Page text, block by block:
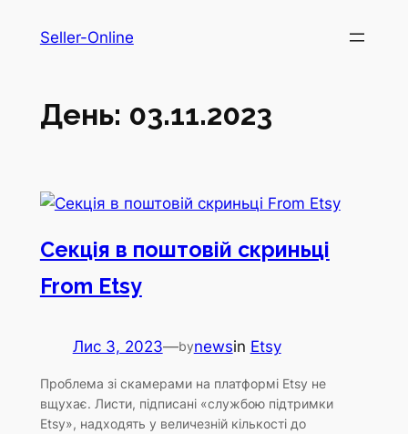
Seller-Online
День: 03.11.2023
Секція в поштовій скриньці
From Etsy
Лис 3, 2023—bynewsin Etsy
Проблема зі скамерами на платформі Etsy не
вщухає. Листи, підписані «службою підтримки
Etsy», надходять у величезній кількості до